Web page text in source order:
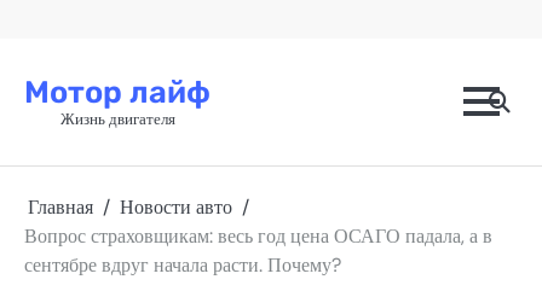
Мотор лайф
Жизнь двигателя
Главная
Новости авто
Вопрос страховщикам: весь год цена ОСАГО падала, а в
сентябре вдруг начала расти. Почему?